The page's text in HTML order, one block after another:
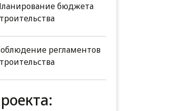
бюджета
регламентов